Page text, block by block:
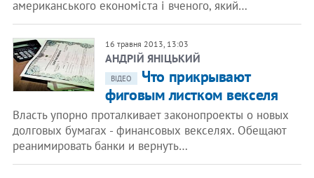
американського економіста і вченого, який…
16 травня 2013, 13:03
АНДРІЙ ЯНІЦЬКИЙ
ВІДЕО
Что прикрывают
фиговым листком векселя
Власть упорно проталкивает законопроекты о новых
долговых бумагах - финансовых векселях. Обещают
реанимировать банки и вернуть…